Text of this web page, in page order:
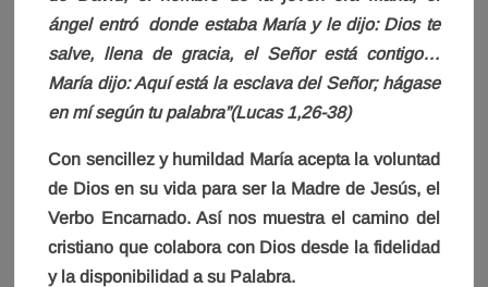
ángel entró donde estaba María y le dijo: Dios te
salve, llena de gracia, el Señor está contigo…
María dijo: Aquí está la esclava del Señor; hágase
en mí según tu palabra”(Lucas 1,26-38)
Con sencillez y humildad María acepta la voluntad
de Dios en su vida para ser la Madre de Jesús, el
Verbo Encarnado. Así nos muestra el camino del
cristiano que colabora con Dios desde la fidelidad
y la disponibilidad a su Palabra.